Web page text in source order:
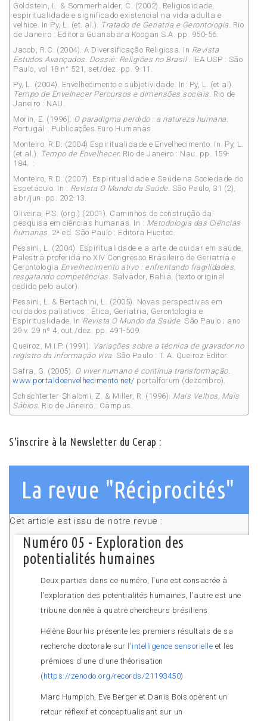
Goldstein, L. & Sommerhalder, C. (2002). Religiosidade,
espiritualidade e significado existencial na vida adulta e
velhice. In Py, L. (et. al.).
Tratado de Geriatria e Gerontologia. Rio
de Janeiro : Editora Guanabara Koogan S.A. pp. 950-56.
Jacob, R.C. (2004). A Diversificação Religiosa. In Revista
Estudos Avançados. Dossiê: Religiões no Brasil. IEA USP : São
Paulo, vol 18 n° 521, set/dez. pp. 9-11.
Py, L. (2004). Envelhecimento e subjetividade. In: Py, L. (et al).
Tempo de Envelhecer Percursos e dimensões sociais. Rio de
Janeiro : NAU.
Morin, E. (1996). O paradigma perdido : a natureza humana.
Portugal : Publicações Euro Humanas.
Monteiro, R.D. (2004) Espiritualidade e Envelhecimento. In. Py, L.
(et al.).
Tempo de Envelhecer. Rio de Janeiro : Nau. pp. 159-
184. :
Monteiro, R.D. (2007). Espiritualidade e Saúde na Sociedade do
Espetáculo. In : Revista O Mundo da Saúde. São Paulo, 31 (2),
abr/jun. pp. 202-13.
Oliveira, P.S. (org.) (2001). Caminhos de construção da
pesquisa em ciências humanas. In : Metodologia das Ciências
humanas . 2ª ed. São Paulo : Editora Hucitec.
Pessini, L. (2004). Espiritualidade e a arte de cuidar em saúde.
Palestra proferida no XIV Congresso Brasileiro de Geriatria e
Gerontologia Envelhecimento ativo : enfrentando fragilidades,
resgatando competências. Salvador, Bahia. (texto original
cedido pelo autor).
Pessini, L. & Bertachini, L. (2005). Novas perspectivas em
cuidados paliativos : Ética, Geriatria, Gerontologia e
Espiritualidade. In Revista O Mundo da Saúde. São Paulo ; ano
29 v. 29 nº 4, out./dez. pp. 491-509.
Queiroz, M.I.P. (1991).
Variações sobre a técnica de gravador no
registro da informação viva. São Paulo : T. A. Queiroz Editor.
Safra, G. (2005). O viver humano é contínua trans formação.
www.portaldoenvelhecimento.net/ portalforum (dezembro).
Schachterter-Shalomi, Z. & Miller, R. (1996). Mais Velhos, Mais
Sábios . Rio de Janeiro : Campus.
S'inscrire à la Newsletter du Cerap :
La revue "Réciprocités"
Cet article est issu de notre revue :
Numéro 05 - Exploration des
potentialités humaines
Deux parties dans ce numéro, l'une est consacrée à
l'exploration des potentialités humaines, l'autre est une
tribune donnée à quatre chercheurs brésiliens
Hélène Bourhis présente les premiers résultats de sa
recherche doctorale sur l'intelligence sensorielle et les
prémices d'une d'une théorisation
(https://zenodo.org/records/21193450)
Marc Humpich, Eve Berger et Danis Bois opèrent un
retour réflexif et conceptualisant sur un